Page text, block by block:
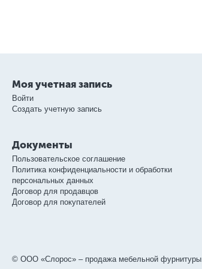
Моя учетная запись
Войти
Создать учетную запись
Документы
Пользовательское соглашение
Политика конфиденциальности и обработки
персональных данных
Договор для продавцов
Договор для покупателей
© ООО «Слорос» – продажа мебельной фурнитуры.